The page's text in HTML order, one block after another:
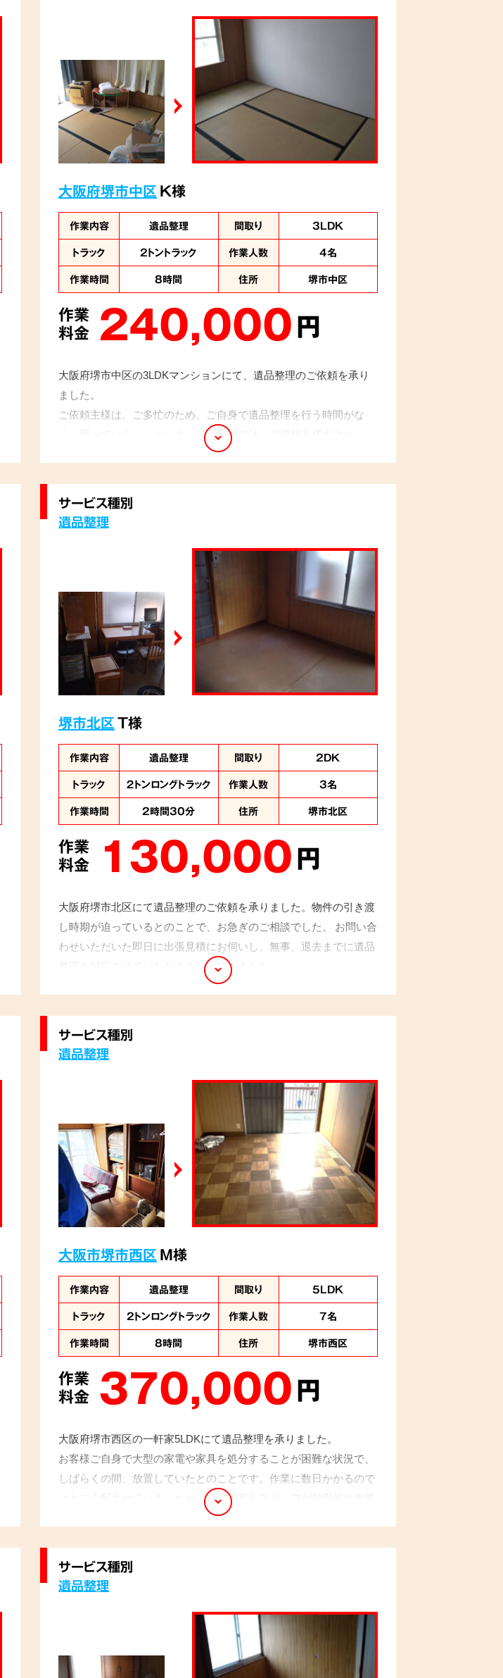
大阪府堺市中区 K様
作業内容 遺品整理 間取り
3LDK
トラック
2トントラック 作業人数
4名
作業時間
8時間 住所 堺市中区
作業
料金 240,000円
大阪府堺市中区の3LDKマンションにて、遺品整理のご依頼を承り
ました。
ご依頼主様は、ご多忙のため、ご自身で遺品整理を行う時間がな
く、困っていらっしゃいました。弊社では、ご依頼主様のスケジュ
ールに合わせて、柔軟に作業計画を立て、ご希望の期日までに作業
サービス種別
遺品整理
堺市北区T様
作業内容 遺品整理 間取り
2DK
トラック
２トンロングトラック 作業人数
3名
作業時間
2時間30分 住所 堺市北区
作業
料金 130,000円
大阪府堺市北区にて遺品整理のご依頼を承りました。物件の引き渡
し時期が迫っているとのことで、お急ぎのご相談でした。 お問い合
わせいただいた即日に出張見積にお伺いし、無事、退去までに遺品
整理を対応させていただくことができました。
サービス種別
遺品整理
大阪市堺市西区 M様
作業内容 遺品整理 間取り
5LDK
トラック
2トンロングトラック 作業人数
7名
作業時間
8時間 住所 堺市西区
作業
料金 370,000円
大阪府堺市西区の一軒家5LDKにて遺品整理を承りました。
お客様ご自身で大型の家電や家具を処分することが困難な状況で、
しばらくの間、放置していたとのことです。作業に数日かかるので
はとご心配されていましたが、経験豊富なスタッフが効率的に作業
を進めた結果、手早く作業を完了することができました。「もっと
サービス種別
遺品整理